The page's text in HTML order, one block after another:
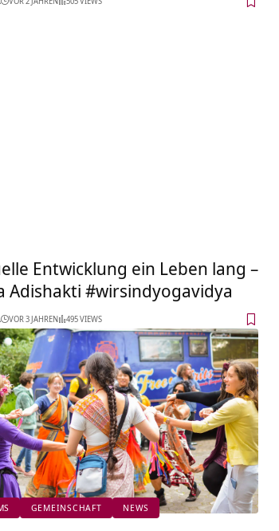
Entwicklung ein Leben lang –
Adishakti #wirsindyogavidya
VOR 3 JAHREN 495 VIEWS
GEMEINSCHAFT NEWS